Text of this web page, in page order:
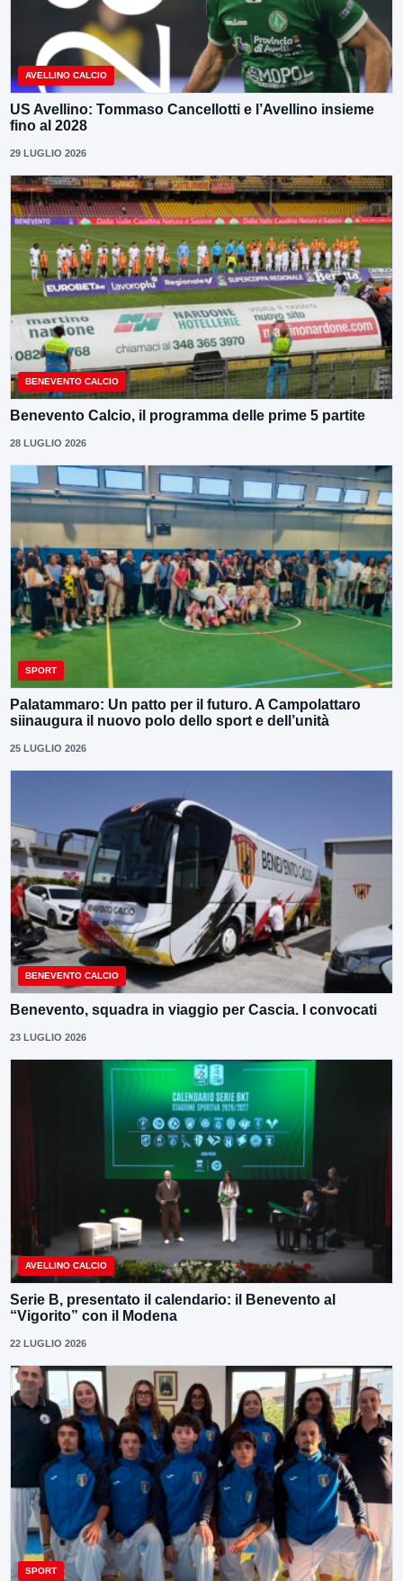
AVELLINO CALCIO
US Avellino: Tommaso Cancellotti e l’Avellino insieme
fino al 2028
29 LUGLIO 2026
BENEVENTO CALCIO
Benevento Calcio, il programma delle prime 5 partite
28 LUGLIO 2026
SPORT
Palatammaro: Un patto per il futuro. A Campolattaro
siinaugura il nuovo polo dello sport e dell’unità
25 LUGLIO 2026
BENEVENTO CALCIO
Benevento, squadra in viaggio per Cascia. I convocati
23 LUGLIO 2026
AVELLINO CALCIO
Serie B, presentato il calendario: il Benevento al
“Vigorito” con il Modena
22 LUGLIO 2026
SPORT